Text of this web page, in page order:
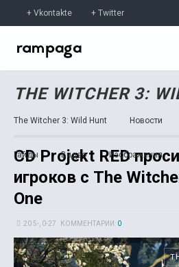
Vkontakte Twitter
THE WITCHER 3:
The Witcher 3: Wild Hunt Новости
Гайды Видео Изображения
CD Projekt RED
игроков с The
One
20 5-, 0-27 КОММЕНТАРИИ: 0